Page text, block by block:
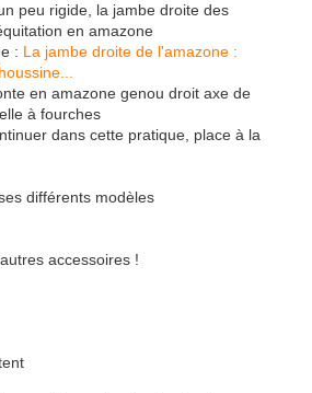
peu rigide, la jambe droite des
en amazone
: La jambe droite de l'amazone :
dans cette pratique, place à la
différents modèles
accessoires !